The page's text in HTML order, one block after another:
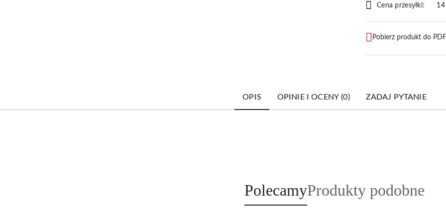
dostawa
Cena przesyłki:
Pobierz produkt do PDF
OPIS OPINIE I OCENY (0) ZADAJ PYTANIE
Produkty
o
PolecamyProdukty
o
Produkty podobne